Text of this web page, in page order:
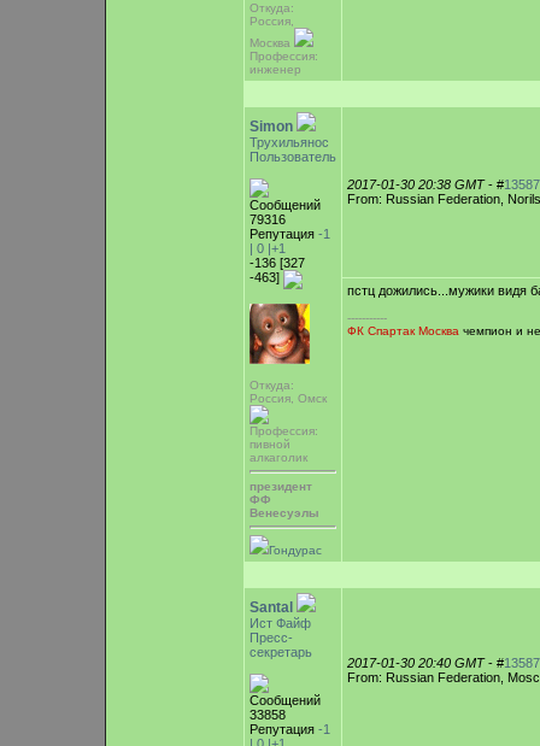
Откуда:
Россия,
Москва
Профессия:
инженер
Simon
Трухильянос
Пользователь
Сообщений
79316
Репутация -1
| 0 |+1
-136 [327
-463]
Откуда:
Россия, Омск
Профессия:
пивной
алкаголик
президент
ФФ
Венесуэлы
Гондурас
2017-01-30 20:38 GMT- #
From: Russian Federation,
пстц дожились...мужики видя
-----------
ФК Спартак Москва чемпион и
Santal
Ист Файф
Пресс-
секретарь
Сообщений
33858
Репутация -1
2017-01-30 20:40 GMT- #
From: Russian Federation,